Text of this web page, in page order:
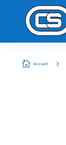
 Accueil 5